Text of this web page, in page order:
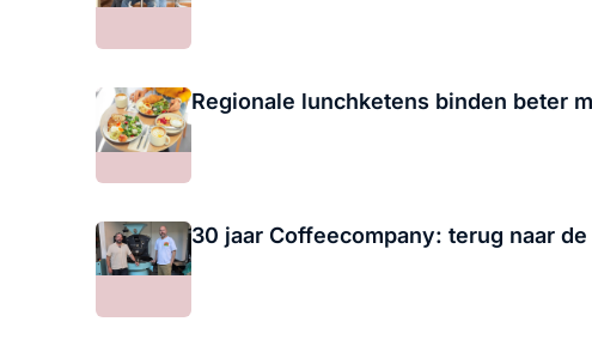
Regionale lunchketens binden beter
30 jaar Coffeecompany: terug naar